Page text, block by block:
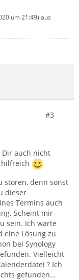
um 21:49) aus
#3
Dir auch nicht
stören, denn sonst
dieser
Termins auch
Scheint mir
sein. Ich warte
eine Lösung zu
bei Synology
Vielleicht
? Ich
gefunden...